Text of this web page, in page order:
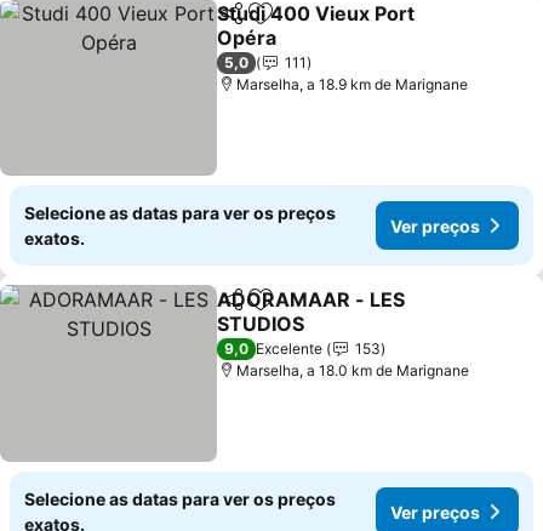
PartilharAdicionar aos favoritos
Studi 400 Vieux Port
Opéra
Ver preços
5,0
111
Marselha, a 18.9 km de Marignane
Selecione as datas para ver os preços
exatos.
Ver preços
PartilharAdicionar aos favoritos
ADORAMAAR - LES
STUDIOS
Ver preços
9,0 Excelente
153
Marselha, a 18.0 km de Marignane
Selecione as datas para ver os preços
exatos.
Ver preços